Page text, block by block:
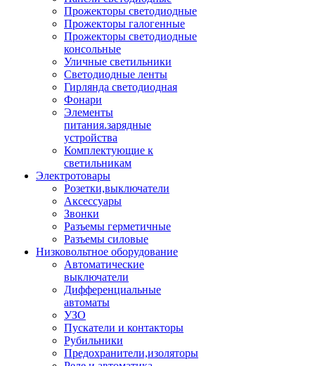
Прожекторы светодиодные
Прожекторы галогенные
Прожекторы светодиодные
консольные
Уличные светильники
Светодиодные ленты
Гирлянда светодиодная
Фонари
Элементы
питания.зарядные
устройства
Комплектующие к
светильникам
Электротовары
Розетки,выключатели
Аксессуары
Звонки
Разъемы герметичные
Разъемы силовые
Низковольтное оборудование
Автоматические
выключатели
Дифференциальные
автоматы
УЗО
Пускатели и контакторы
Рубильники
Предохранители,изоляторы